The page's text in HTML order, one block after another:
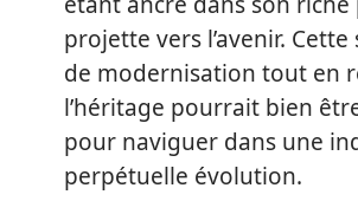
projette vers l’avenir.
de modernisation tout en
l’héritage pourrait bien
pour naviguer dans une
perpétuelle évolution.